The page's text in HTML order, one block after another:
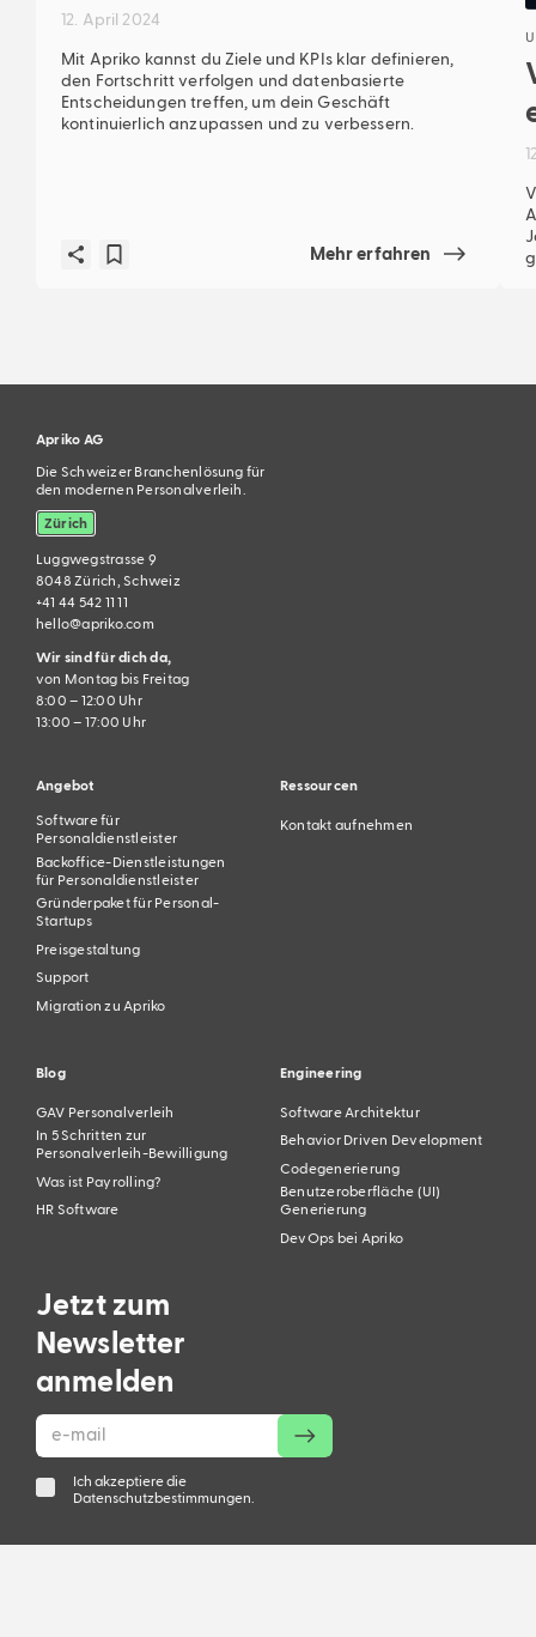
laufend
12. April 2024
Mit Apriko kannst du Ziele und KPIs klar definieren,
den Fortschritt verfolgen und datenbasierte
Entscheidungen treffen, um dein Geschäft
kontinuierlich anzupassen und zu verbessern.
Mehr erfahren
Apriko AG
Die Schweizer Branchenlösung für
den modernen Personalverleih.
Zürich
Luggwegstrasse 9
8048 Zürich, Schweiz
+41 44 542 11 11
hello@apriko.com
Wir sind für dich da,
von Montag bis Freitag
8:00 – 12:00 Uhr
13:00 – 17:00 Uhr
Angebot
Software für
Personaldienstleister
Backoffice-Dienstleistungen
für Personaldienstleister
Gründerpaket für Personal-
Startups
Preisgestaltung
Support
Migration zu Apriko
Ressourcen
Kontakt aufnehmen
Blog
GAV Personalverleih
In 5 Schritten zur
Personalverleih-Bewilligung
Was ist Payrolling?
HR Software
Engineering
Software Architektur
Behavior Driven Development
Codegenerierung
Benutzeroberfläche (UI)
Generierung
DevOps bei Apriko
Jetzt zum
Newsletter
anmelden
Ich akzeptiere die
Datenschutzbestimmungen.
Cookies werden auf dieser Website verwendet, um die
Cookies in deinen Browsereinstellungen deaktivieren,
was jedoch die Funktionalität der Website
beeinträchtigen kann.